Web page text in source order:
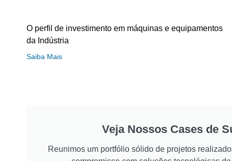
O perfil de investimento em máquinas e equipamentos
da Indústria
Saiba Mais
Veja Nossos Cases de
Reunimos um portfólio sólido de projetos